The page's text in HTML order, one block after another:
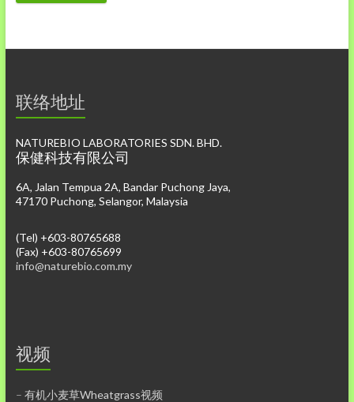
联络地址
NATUREBIO LABORATORIES SDN. BHD.
保健科技有限公司
6A, Jalan Tempua 2A, Bandar Puchong Jaya,
47170 Puchong, Selangor, Malaysia
(Tel) +603-80765688
(Fax) +603-80765699
info@naturebio.com.my
视频
– 有机小麦草Wheatgrass视频